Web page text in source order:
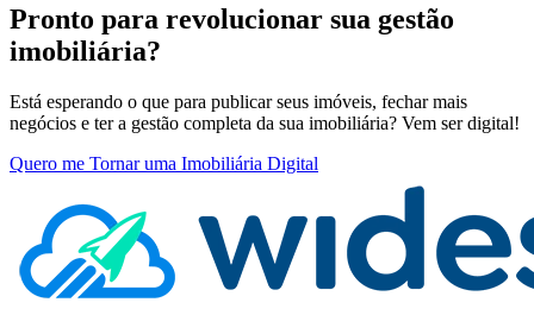
Pronto para revolucionar sua gestão
imobiliária?
Está esperando o que para publicar seus imóveis, fechar mais
negócios e ter a gestão completa da sua imobiliária? Vem ser digital!
Quero me Tornar uma Imobiliária Digital